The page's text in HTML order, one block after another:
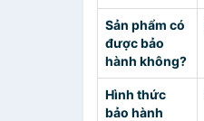
Sản phẩm có
được bảo
hành không?
Hình thức
bảo hành